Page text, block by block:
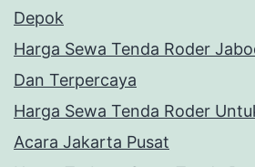
Depok
Harga Sewa Tenda Roder
Dan Terpercaya
Harga Sewa Tenda Roder
Acara Jakarta Pusat